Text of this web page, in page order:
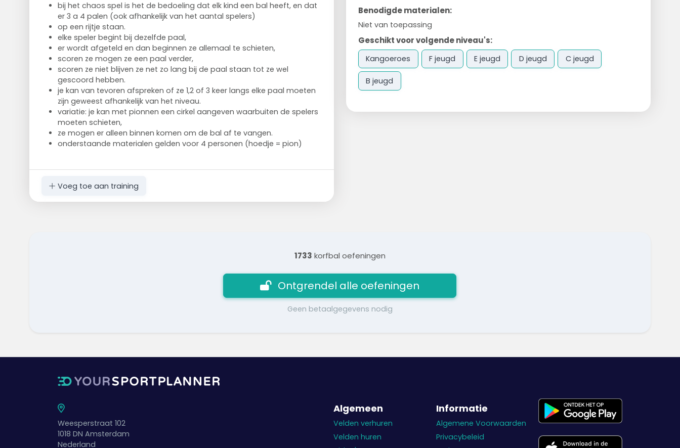
bij het chaos spel is het de bedoeling dat elk kind een bal heeft, en dat
er 3 a 4 palen (ook afhankelijk van het aantal spelers)
op een rijtje staan.
elke speler begint bij dezelfde paal,
er wordt afgeteld en dan beginnen ze allemaal te schieten,
scoren ze mogen ze een paal verder,
scoren ze niet blijven ze net zo lang bij de paal staan tot ze wel
gescoord hebben.
je kan van tevoren afspreken of ze 1,2 of 3 keer langs elke paal moeten
zijn geweest afhankelijk van het niveau.
variatie: je kan met pionnen een cirkel aangeven waarbuiten de spelers
moeten schieten,
ze mogen er alleen binnen komen om de bal af te vangen.
onderstaande materialen gelden voor 4 personen (hoedje = pion)
Voeg toe aan training
Benodigde materialen:
Niet van toepassing
Geschikt voor volgende niveau's:
Kangoeroes F jeugd E jeugd D jeugd C jeugd
B jeugd
1733 korfbal oefeningen
Ontgrendel alle oefeningen
Geen betaalgegevens nodig
Weesperstraat 102
1018 DN Amsterdam
Nederland
Algemeen
Velden verhuren
Velden huren
Informatie
Algemene Voorwaarden
Privacybeleid